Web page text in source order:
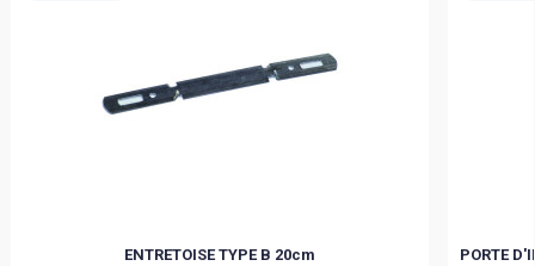
ENTRETOISE TYPE B 20cm PORTE